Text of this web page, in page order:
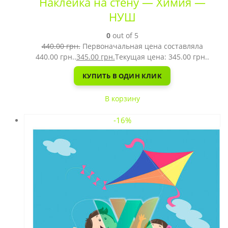
НУШ
0out of 5
440.00грн. Первоначальная цена составляла
440.00 грн..345.00 грн.Текущая цена: 345.00 грн..
КУПИТЬ В ОДИН КЛИК
В корзину
-16%